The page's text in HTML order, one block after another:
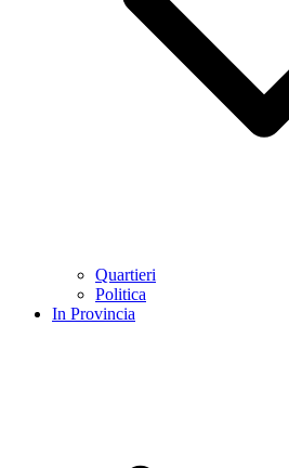
Quartieri
Politica
In Provincia